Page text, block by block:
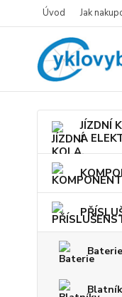
Úvod Jak
JÍZDNÍ
A